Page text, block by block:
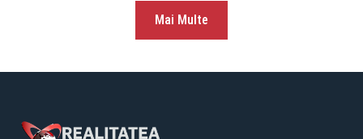
Mai Multe